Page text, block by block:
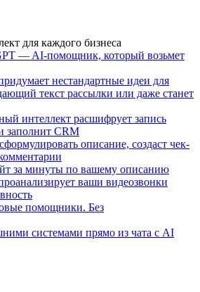
для каждого бизнеса
— AI-помощник, который возьмет
нестандартные идеи для
текст рассылки или даже станет
интеллект расшифрует запись
заполнит CRM
описание, создаст чек-
за минуты по вашему описанию
ваши видеозвонки
помощники. Без
системами прямо из чата с AI